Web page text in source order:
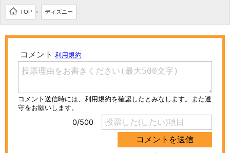
TOP > ディズニー